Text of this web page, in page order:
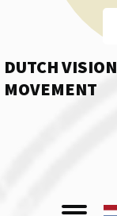
DUTCH VISION
MOVEMENT